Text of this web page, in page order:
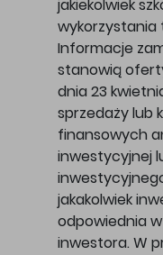
jakiekolwiek
wykorzystania
Informacje
stanowią
dnia 23
sprzedaży lub
finansowych
inwestycyjnej
jakakolwiek
odpowiednia
inwestora. W